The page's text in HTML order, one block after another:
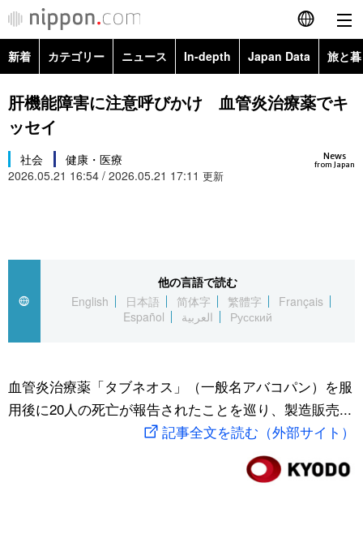
English
简体字
Русский
カテゴリー
国際
社会
文化
アーカイブ
Japan Data
旅と暮らし
動画/Live
新着 カテゴリー ニュース In-depth Japan Data 旅と
政治・外交
経済・ビジネス
国際・海外
文化
科学・技術
暮らし
スポーツ・東京2020
Topics
肝機能障害に注意呼びかけ 血管炎治療薬でキ
ッセイ
News
from Japan
社会
健康・医療
2026.05.21 16:54 / 2026.05.21 17:11 更新
他の言語で読む
English
日本語 简体字 繁體字
Français
Español
العربية Русский
血管炎治療薬「タブネオス」（一般名アバコパン）を服
用後に20人の死亡が報告されたことを巡り、製造販売...
記事全文を読む（外部サイト）